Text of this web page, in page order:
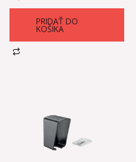
PRIDAŤ DO
KOŠÍKA